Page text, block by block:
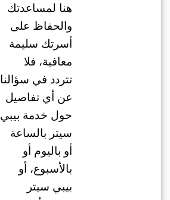
هنا لمساعدتك
والحفاظ على
أسرتك سليمة
معافية، فلا
تتردد في سؤالنا
عن أي تفاصيل
حول خدمة بيبي
سيتر بالساعة
أو باليوم أو
بالأسبوع، أو
بيبي سيتر